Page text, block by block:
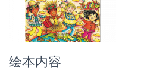
绘本内容